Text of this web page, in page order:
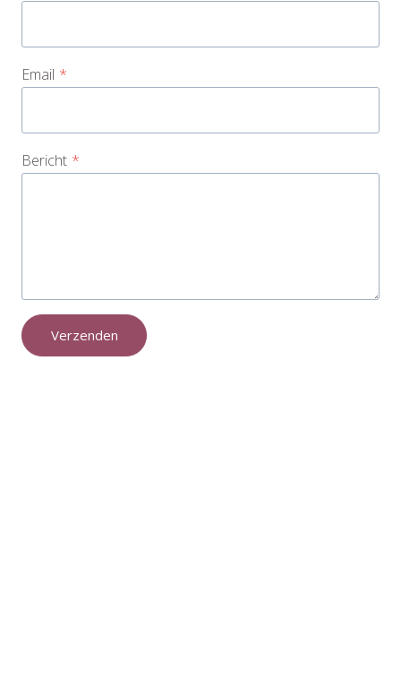
Email *
Bericht *
Verzenden